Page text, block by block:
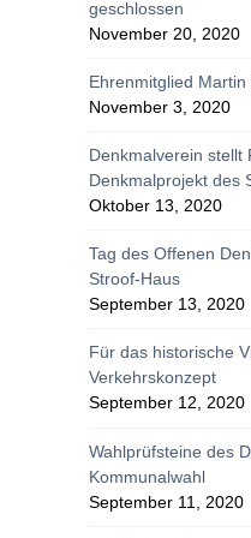
geschlossen
November 20, 2020
Ehrenmitglied
November 3, 2020
Denkmalverein stellt
Denkmalprojekt des
Oktober 13, 2020
Tag des Offenen
Stroof-Haus
September 13, 2020
Für das historische
Verkehrskonzept
September 12, 2020
Wahlprüfsteine des
Kommunalwahl
September 11, 2020